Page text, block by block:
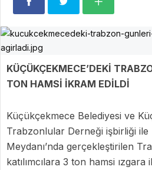
KÜÇÜKÇEKMECE’DEKİ
TON HAMSİ İKRAM EDİLDİ
Küçükçekmece Belediyesi ve
Trabzonlular Derneği işbirliği ile
Meydanı’nda gerçekleştirilen
katılımcılara 3 ton hamsi